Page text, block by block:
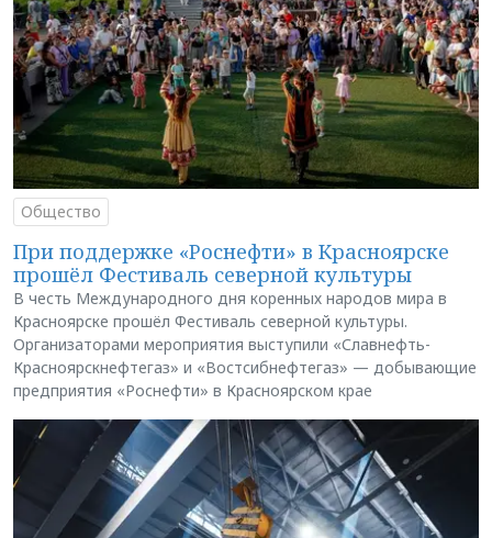
Общество
При поддержке «Роснефти» в Красноярске
прошёл Фестиваль северной культуры
В честь Международного дня коренных народов мира в
Красноярске прошёл Фестиваль северной культуры.
Организаторами мероприятия выступили «Славнефть-
Красноярскнефтегаз» и «Востсибнефтегаз» — добывающие
предприятия «Роснефти» в Красноярском крае